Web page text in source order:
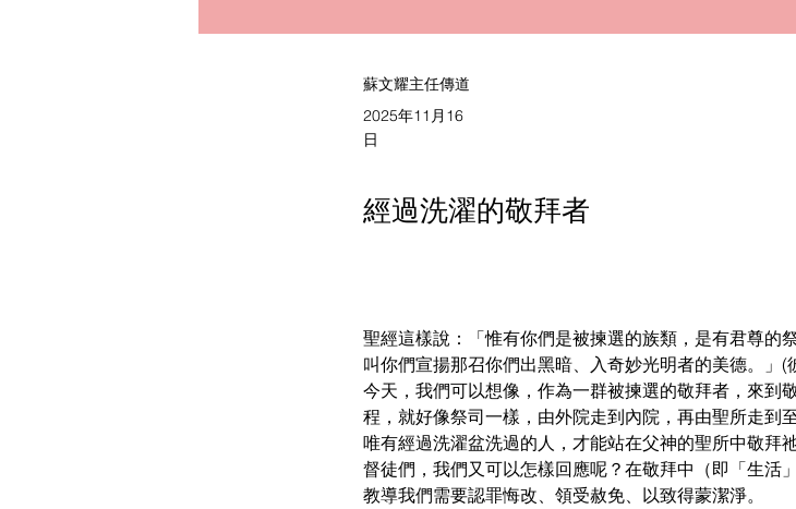
蘇文耀主任傳道
2025年11月16
日
經過洗濯的敬拜者
聖經這樣說：「惟有你們是被揀選的族類，是有君尊的
叫你們宣揚那召你們出黑暗、入奇妙光明者的美德。」(
今天，我們可以想像，作為一群被揀選的敬拜者，來到
程，就好像祭司一樣，由外院走到內院，再由聖所走到
唯有經過洗濯盆洗過的人，才能站在父神的聖所中敬拜
督徒們，我們又可以怎樣回應呢？在敬拜中（即「生活
教導我們需要認罪悔改、領受赦免、以致得蒙潔淨。